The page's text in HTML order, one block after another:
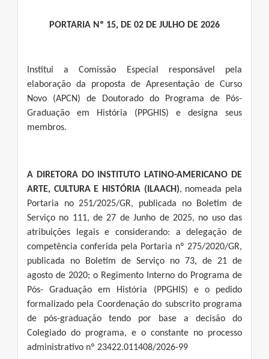
PORTARIA Nº 15, DE 02 DE JULHO DE 2026
Institui a Comissão Especial responsável pela
elaboração da proposta de Apresentação de Curso
Novo (APCN) de Doutorado do Programa de Pós-
Graduação em História (PPGHIS) e designa seus
membros.
A DIRETORA DO INSTITUTO LATINO-AMERICANO DE
ARTE, CULTURA E HISTÓRIA (ILAACH), nomeada pela
Portaria no 251/2025/GR, publicada no Boletim de
Serviço no 111, de 27 de Junho de 2025, no uso das
atribuições legais e considerando: a delegação de
competência conferida pela Portaria nº 275/2020/GR,
publicada no Boletim de Serviço no 73, de 21 de
agosto de 2020; o Regimento Interno do Programa de
Pós- Graduação em História (PPGHIS) e o pedido
formalizado pela Coordenação do subscrito programa
de pós-graduação tendo por base a decisão do
Colegiado do programa, e o constante no processo
administrativo nº 23422.011408/2026-99